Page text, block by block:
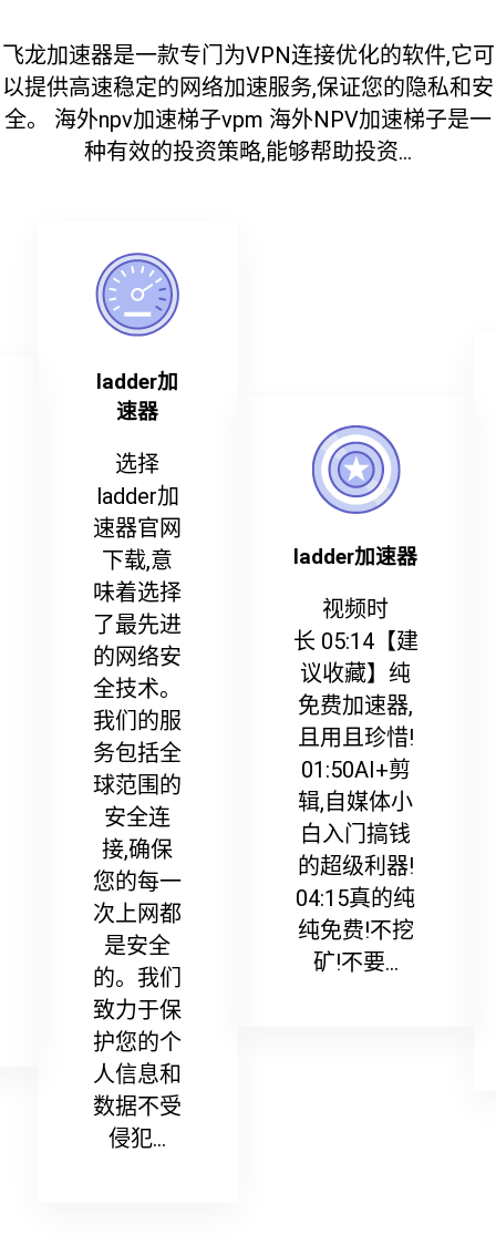
飞龙加速器是一款专门为VPN连接优化的软件,它可
以提供高速稳定的网络加速服务,保证您的隐私和安
全。 海外npv加速梯子vpm 海外NPV加速梯子是一
种有效的投资策略,能够帮助投资...
ladder加
速器
选择
ladder加
速器官网
下载,意
味着选择
了最先进
的网络安
全技术。
我们的服
务包括全
球范围的
安全连
接,确保
您的每一
次上网都
是安全
的。我们
致力于保
护您的个
人信息和
数据不受
侵犯...
ladder加速器
视频时
长 05:14【建
议收藏】纯
免费加速器,
且用且珍惜!
01:50AI+剪
辑,自媒体小
白入门搞钱
的超级利器!
04:15真的纯
纯免费!不挖
矿!不要...